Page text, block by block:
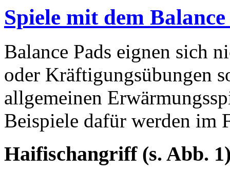
Spiele mit dem
Balance Pads eignen sich
oder Kräftigungsübungen
allgemeinen
Beispiele dafür werden im
Haifischangriff (s. Abb.